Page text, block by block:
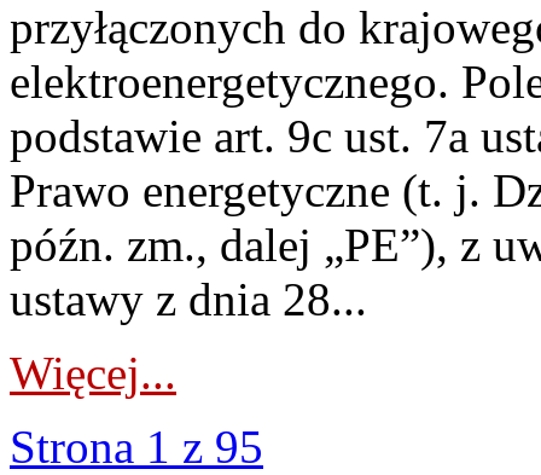
przyłączonych do
elektroenergetycznego.
podstawie art. 9c ust. 7a
Prawo energetyczne (t. j.
późn. zm., dalej „PE”), z
ustawy z dnia 28...
Więcej...
Strona 1 z 95